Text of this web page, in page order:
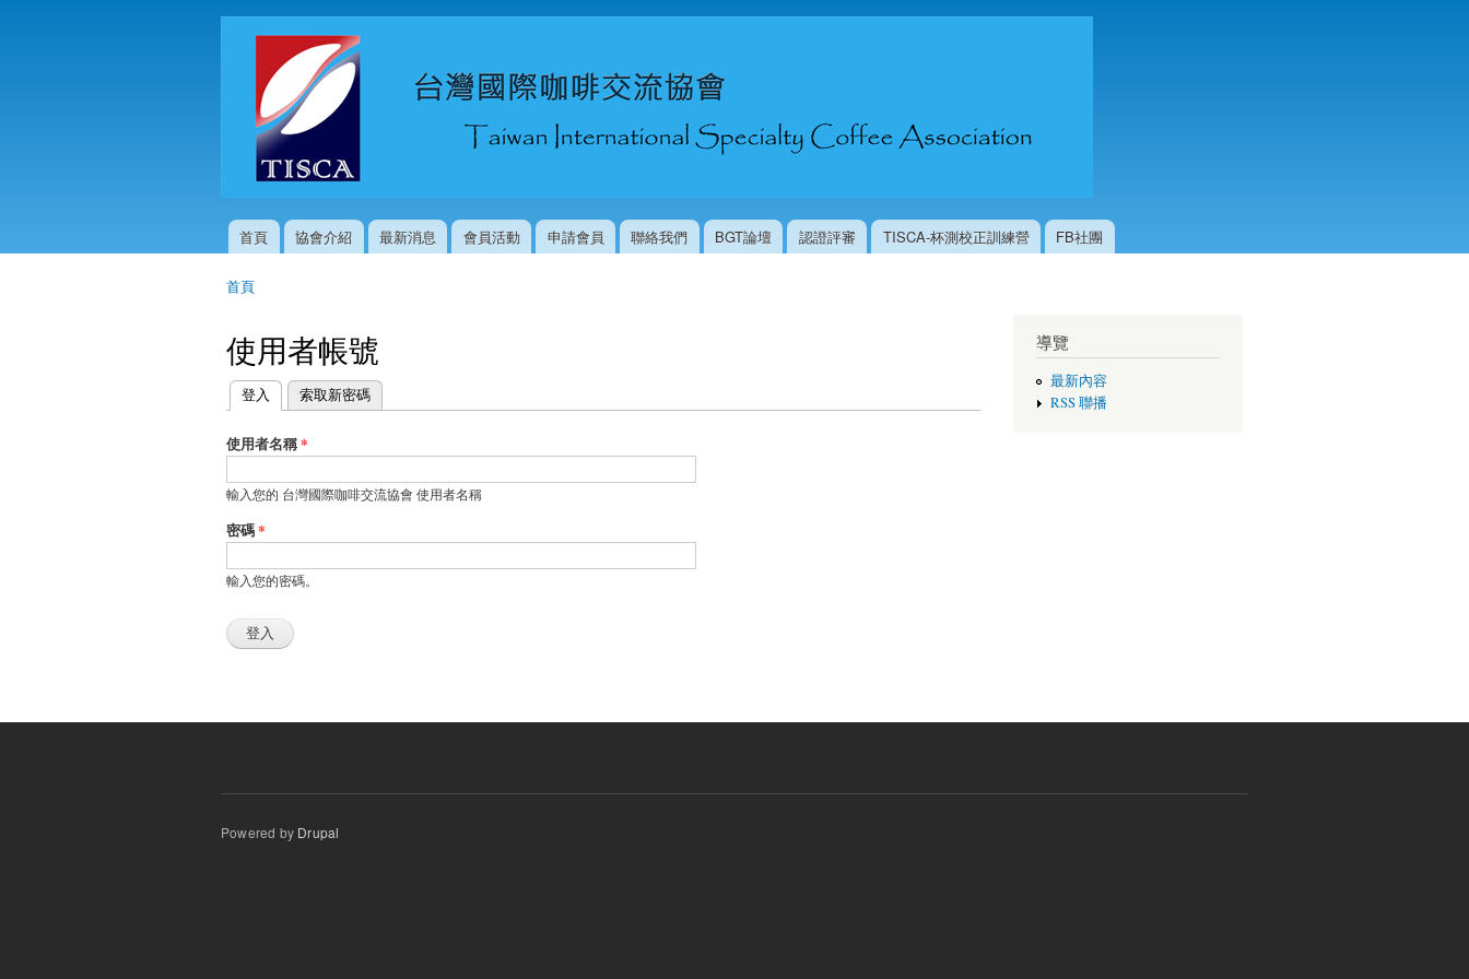
移
內
主選單
首頁 協會介紹 最新消息 會員活動 申請會員 聯絡我們 BGT論壇 認證評審 TISCA-杯測校正訓練營 FB社團
首頁
使用者帳號
主要索引標籤
登入 (作用中頁籤)
索取新密碼
使用者名稱*
輸入您的 台灣國際咖啡交流協會 使用者名稱
密碼*
輸入您的密碼。
導覽
最新內容
RSS 聯播
Powered by Drupal